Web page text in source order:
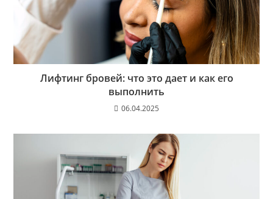
Лифтинг бровей: что это дает и как его
выполнить
06.04.2025